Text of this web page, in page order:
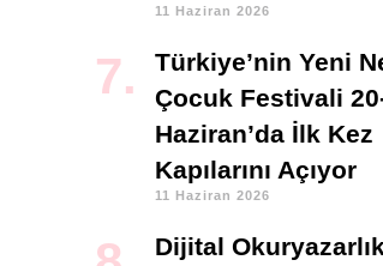
11 Haziran 2026
Türkiye’nin Yeni
Çocuk Festivali
Haziran’da İlk Kez
Kapılarını Açıyor
11 Haziran 2026
Dijital Okuryazarlık